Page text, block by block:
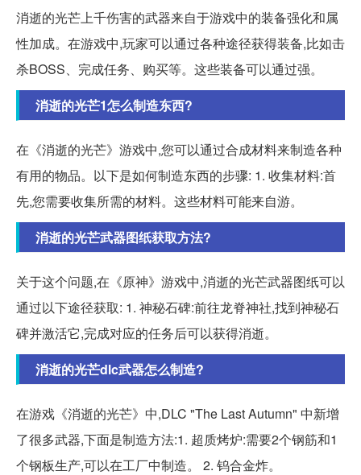
消逝的光芒上千伤害的武器来自于游戏中的装备强化和属
性加成。在游戏中,玩家可以通过各种途径获得装备,比如击
杀BOSS、完成任务、购买等。这些装备可以通过强。
消逝的光芒1怎么制造东西?
在《消逝的光芒》游戏中,您可以通过合成材料来制造各种
有用的物品。以下是如何制造东西的步骤: 1. 收集材料:首
先,您需要收集所需的材料。这些材料可能来自游。
消逝的光芒武器图纸获取方法?
关于这个问题,在《原神》游戏中,消逝的光芒武器图纸可以
通过以下途径获取: 1. 神秘石碑:前往龙脊神社,找到神秘石
碑并激活它,完成对应的任务后可以获得消逝。
消逝的光芒dlc武器怎么制造?
在游戏《消逝的光芒》中,DLC "The Last Autumn" 中新增
了很多武器,下面是制造方法:1. 超质烤炉:需要2个钢筋和1
个钢板生产,可以在工厂中制造。 2. 钨合金炸。